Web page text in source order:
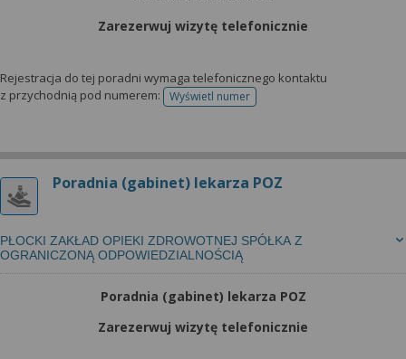
Zarezerwuj wizytę telefonicznie
Rejestracja do tej poradni wymaga telefonicznego kontaktu
z przychodnią pod numerem:
Wyświetl numertelefonu do rejestracji
Poradnia (gabinet) lekarza POZ
PŁOCKI ZAKŁAD OPIEKI ZDROWOTNEJ SPÓŁKA Z
OGRANICZONĄ ODPOWIEDZIALNOŚCIĄ
Poradnia (gabinet) lekarza POZ
Zarezerwuj wizytę telefonicznie